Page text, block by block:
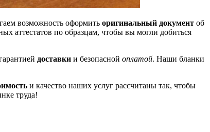
возможность оформить оригинальный документ об
аттестатов по образцам, чтобы вы могли добиться
доставки и безопасной оплатой. Наши бланки
и качество наших услуг рассчитаны так, чтобы
труда!